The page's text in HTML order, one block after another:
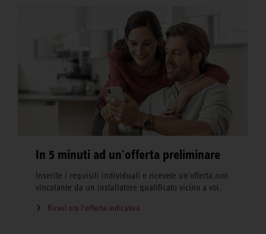
In 5 minuti ad un'offerta preliminare
Inserite i requisiti individuali e ricevete un'offerta non
vincolante da un installatore qualificato vicino a voi.
Ricevi ora l‘offerta indicativa